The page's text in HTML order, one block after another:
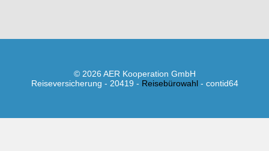
© 2026 AER Kooperation GmbH
Reiseversicherung - 20419 - Reisebürowahl- contid64